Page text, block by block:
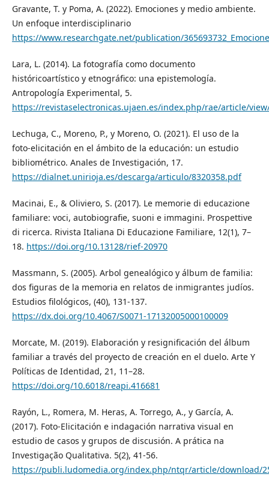
Gravante, T. y Poma, A. (2022). Emociones y medio ambiente.
Un enfoque interdisciplinario
https://www.researchgate.net/publication/
Lara, L. (2014). La fotografía como documento
históricoartístico y etnográfico: una epistemología.
Antropología Experimental, 5.
https://revistaselectronicas.ujaen.es/index.php/rae/article/
Lechuga, C., Moreno, P., y Moreno, O. (2021). El uso de la
foto-elicitación en el ámbito de la educación: un estudio
bibliométrico. Anales de Investigación, 17.
https://dialnet.unirioja.es/descarga/articulo/8320358.pdf
Macinai, E., & Oliviero, S. (2017). Le memorie di educazione
familiare: voci, autobiografie, suoni e immagini. Prospettive
di ricerca. Rivista Italiana Di Educazione Familiare, 12(1), 7–
18. https://doi.org/10.13128/rief-20970
‌Massmann, S. (2005). Arbol genealógico y álbum de familia:
dos figuras de la memoria en relatos de inmigrantes judíos.
Estudios filológicos, (40), 131-137.
https://dx.doi.org/10.4067/S0071-17132005000100009
Morcate, M. (2019). Elaboración y resignificación del álbum
familiar a través del proyecto de creación en el duelo. Arte Y
Políticas de Identidad, 21, 11–28.
https://doi.org/10.6018/reapi.416681
Rayón, L., Romera, M. Heras, A. Torrego, A., y García, A.
(2017). Foto-Elicitación e indagación narrativa visual en
estudio de casos y grupos de discusión. A prática na
Investigação Qualitativa. 5(2), 41-56.
https://publi.ludomedia.org/index.php/ntqr/article/download/